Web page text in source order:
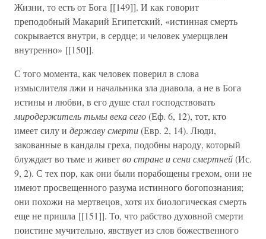
Жизни, то есть от Бога [[149]]. И как говорит
преподобный Макарий Египетский, «истинная смерть
сокрывается внутри, в сердце; и человек умерщвлен
внутренно» [[150]].
С того момента, как человек поверил в слова
измыслителя лжи и начальника зла диавола, а не в Бога
истины и любви, в его душе стал господствовать
миродержитель тьмы века сего(Еф. 6, 12), тот, кто
имеет силу и державу смерти(Евр. 2, 14). Люди,
закованные в кандалы греха, подобны народу, который
блуждает во тьме и живетво стране и сени смертней(Ис.
9, 2). С тех пор, как они были порабощены грехом, они не
имеют просвещенного разума истинного богопознания;
они похожи на мертвецов, хотя их биологическая смерть
еще не пришла [[151]]. То, что рабство духовной смерти
поистине мучительно, явствует из слов божественного